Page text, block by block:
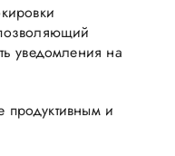
уведомления на
продуктивным и